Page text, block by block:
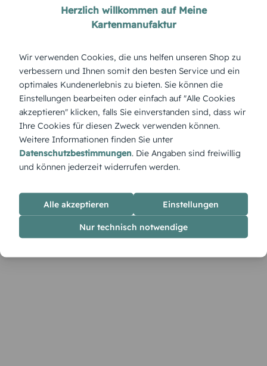
ÜBERBLICK:
Produktbeschreibung
„Geschäft Deko“ präsentiert sich stilvoll und professionell:
edle Weihnachtsdekoration, die sowohl festlich als auch
geschmackvoll wirkt – ideal für geschäftliche Einladungen.
Herzlich willkommen auf Meine
Kartenmanufaktur
Wir verwenden Cookies, die uns helfen unseren Shop zu
verbessern und Ihnen somit den besten Service und ein
optimales Kundenerlebnis zu bieten. Sie können die
Einstellungen bearbeiten oder einfach auf "Alle Cookies
akzeptieren" klicken, falls Sie einverstanden sind, dass wir
Ihre Cookies für diesen Zweck verwenden können.
Weitere Informationen finden Sie unter
Datenschutzbestimmungen. Die Angaben sind freiwillig
und können jederzeit widerrufen werden.
Alle akzeptieren Einstellungen
Nur technisch notwendige